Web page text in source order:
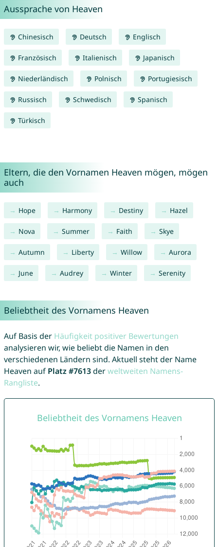
Aussprache von Heaven
Chinesisch Deutsch Englisch
Französisch Italienisch Japanisch
Niederländisch Polnisch Portugiesisch
Russisch Schwedisch Spanisch
Türkisch
Eltern, die den Vornamen Heaven mögen, mögen
auch
Hope Harmony Destiny Hazel
Nova Summer Faith Skye
Autumn Liberty Willow Aurora
June Audrey Winter Serenity
Beliebtheit des Vornamens Heaven
Auf Basis der Häufigkeit positiver Bewertungen
analysieren wir, wie beliebt die Namen in den
verschiedenen Ländern sind. Aktuell steht der Name
Heaven auf Platz #7613derweltweiten Namens-
Rangliste.